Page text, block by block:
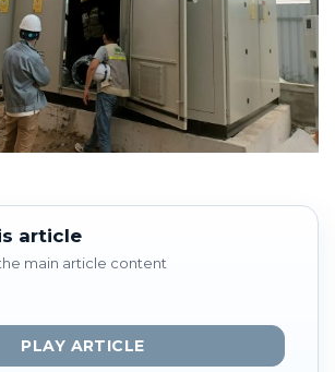
article
main article content
PLAY ARTICLE